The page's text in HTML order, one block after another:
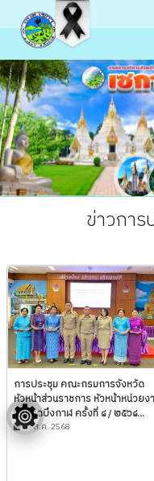
ข่าวการ
การประชุม คณะกรมการจังหวัด
หัวหน้าส่วนราชการ หัวหน้าหน่วยง
จังหวัดบึงกาฬ ครั้งที่ ๘ / ๒๕๖๘...
28 ส.ค. 2568